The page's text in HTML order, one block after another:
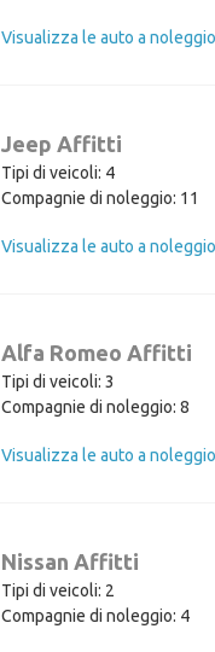
Visualizza le auto a
Jeep Affitti
Tipi di veicoli: 4
Compagnie di noleggio: 11
Visualizza le auto a
Alfa Romeo Affitti
Tipi di veicoli: 3
Compagnie di noleggio: 8
Nissan Affitti
Tipi di veicoli: 2
Compagnie di noleggio: 4